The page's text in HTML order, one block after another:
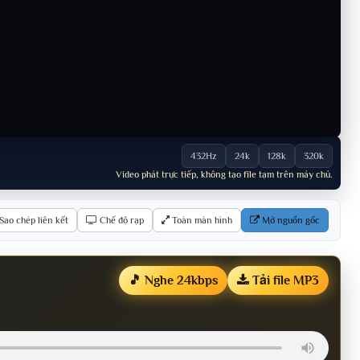
432Hz 24k 128k
320k
Video phát trực tiếp, không tạo file tạm trên máy chủ.
Sao chép liên kết Chế độ rạp Toàn màn hình Mở nguồn gốc
🎵 Nghe 24kbps Tải file MP3